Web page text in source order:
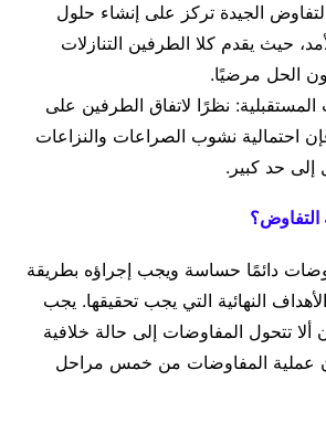
الجيدة تركز على إنشاء حلول
حيث يقدم كلا الطرفين التنازلات
الحل مرضيًا.
المستقبلية: نظرًا لاتفاق الطرفين على
احتمالية نشوب الصراعات والنزاعات
إلى حد كبير.
دائمًا حساسة ويجب إجراؤه بطريقة
النهائية التي يجب تحقيقها. يجب
تتحول المفاوضات إلى حالة خلافية
عملية المفاوضات من خمس مراحل